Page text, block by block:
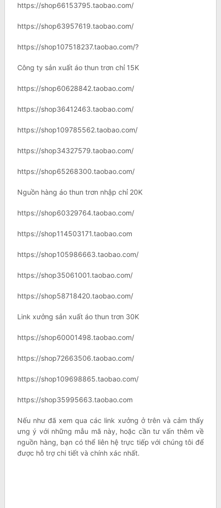
https://shop66153795.taobao.com/
https://shop63957619.taobao.com/
https://shop107518237.taobao.com/?
Công ty sản xuất áo thun trơn chỉ 15K
https://shop60628842.taobao.com/
https://shop36412463.taobao.com/
https://shop109785562.taobao.com/
https://shop34327579.taobao.com/
https://shop65268300.taobao.com/
Nguồn hàng áo thun trơn nhập chỉ 20K
https://shop60329764.taobao.com/
https://shop114503171.taobao.com
https://shop105986663.taobao.com/
https://shop35061001.taobao.com/
https://shop58718420.taobao.com/
Link xưởng sản xuất áo thun trơn 30K
https://shop60001498.taobao.com/
https://shop72663506.taobao.com/
https://shop109698865.taobao.com/
https://shop35995663.taobao.com
Nếu như đã xem qua các link xưởng ở trên và cảm thấy
ưng ý với những mẫu mã này, hoặc cần tư vấn thêm về
nguồn hàng, bạn có thể liên hệ trực tiếp với chúng tôi để
được hỗ trợ chi tiết và chính xác nhất.